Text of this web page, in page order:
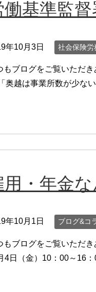
働基準監
年10月3日 社会保険労
もブログをご覧いただ
奥越は事業所数が少な
用・年金
年10月1日 ブログ&コ
もブログをご覧いただ
4日（金）10：00～